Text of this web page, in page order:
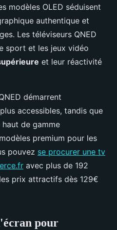
modèles OLED séduisent
authentique et
Les téléviseurs QNED
sport et les jeux vidéo
et leur réactivité
démarrent
accessibles, tandis que
haut de gamme
premium pour les
pouvez se procurer une tv
avec plus de 192
prix attractifs dès 129€
pour